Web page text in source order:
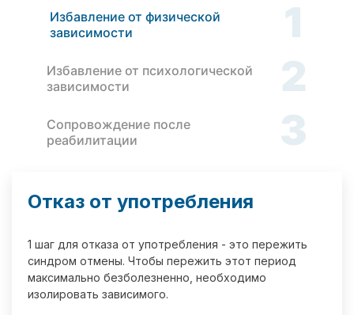
Избавление от физической
зависимости
1
Избавление от психологической
зависимости
2
Сопровождение после
реабилитации
3
Отказ от употребления
1 шаг для отказа от употребления - это пережить
синдром отмены. Чтобы пережить этот период
максимально безболезненно, необходимо
изолировать зависимого.